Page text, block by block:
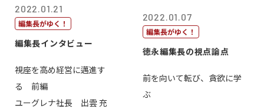
2022.01.21
編集長がゆく！
編集長インタビュー
視座を高め経営に邁進す
る 前編
ユーグレナ社長 出雲 充
2022.01.07
編集長がゆく！
徳永編集長の視点論点
前を向いて転び、貪欲に学
ぶ